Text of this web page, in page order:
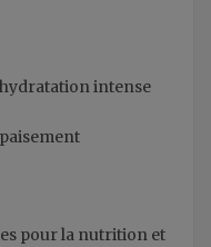
intense
pour la nutrition et